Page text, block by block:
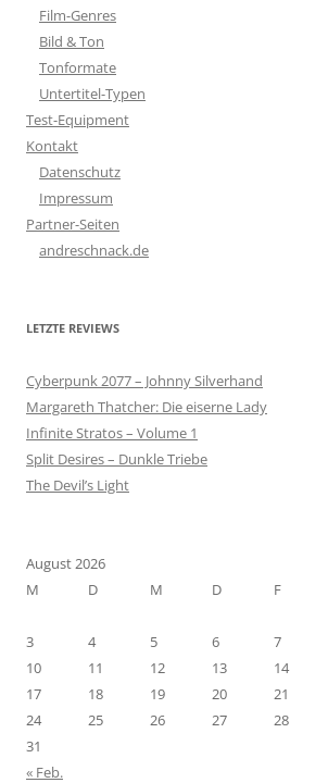
Film-Genres
Bild & Ton
Tonformate
Untertitel-Typen
Test-Equipment
Kontakt
Datenschutz
Impressum
Partner-Seiten
andreschnack.de
LETZTE REVIEWS
Cyberpunk 2077 – Johnny Silverhand
Margareth Thatcher: Die eiserne Lady
Infinite Stratos – Volume 1
Split Desires – Dunkle Triebe
The Devil’s Light
August 2026
M
D M D F
3
4 5 6 7
10
11 12 13 14
17
18 19 20 21
24
25 26 27 28
31
« Feb.